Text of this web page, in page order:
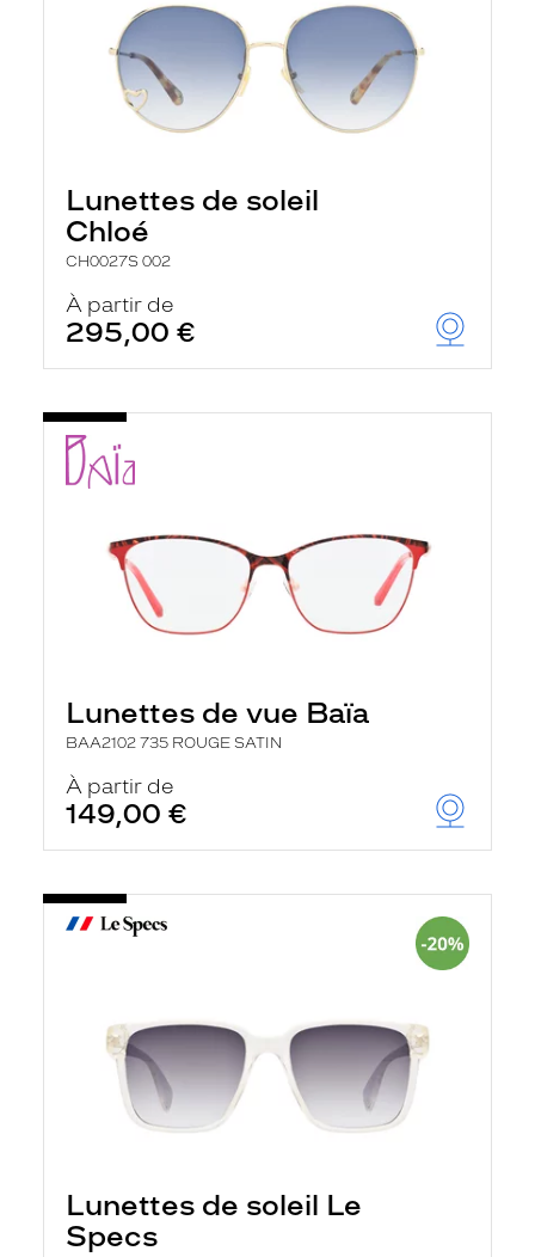
Lunettes de soleil
Chloé
CH0027S 002
À partir de
295,00 €
Lunettes de vue Baïa
BAA2102 735 ROUGE SATIN
À partir de
149,00 €
Lunettes de soleil Le
Specs